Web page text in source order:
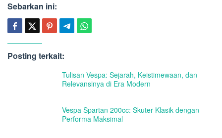
Sebarkan ini:
Posting terkait:
Tulisan Vespa: Sejarah, Keistimewaan, dan
Relevansinya di Era Modern
Vespa Spartan 200cc: Skuter Klasik dengan
Performa Maksimal